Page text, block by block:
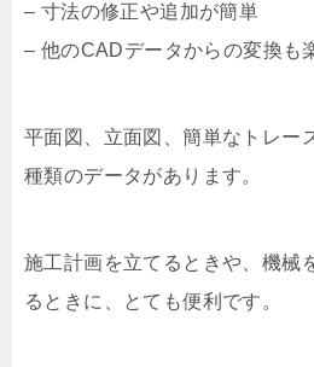
– 寸法の修正や追加が簡単
– 他のCADデータからの変換も
平面図、立面図、簡単なトレー
種類のデータがあります。
施工計画を立てるときや、機械
るときに、とても便利です。